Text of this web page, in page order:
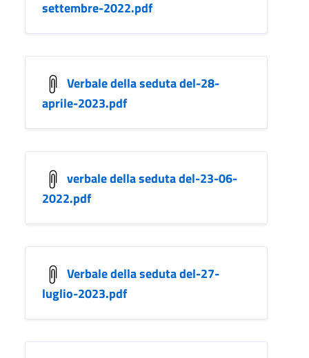
settembre-2022.pdf
Verbale della seduta del-28-
aprile-2023.pdf
verbale della seduta del-23-06-
2022.pdf
Verbale della seduta del-27-
luglio-2023.pdf